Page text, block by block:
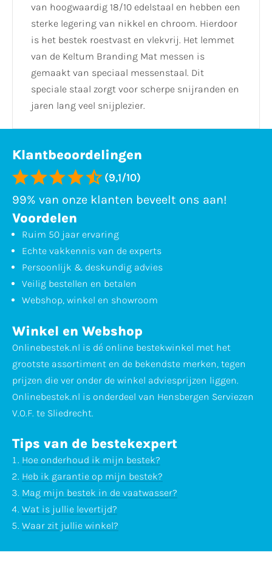
van hoogwaardig 18/10 edelstaal en hebben een
sterke legering van nikkel en chroom. Hierdoor
is het bestek roestvast en vlekvrij. Het lemmet
van de Keltum Branding Mat messen is
gemaakt van speciaal messenstaal. Dit
speciale staal zorgt voor scherpe snijranden en
jaren lang veel snijplezier.
Klantbeoordelingen
(9,1/10)
99% van onze klanten beveelt ons aan!
Voordelen
Ruim 50 jaar ervaring
Echte vakkennis van de experts
Persoonlijk & deskundig advies
Veilig bestellen en betalen
Webshop, winkel en showroom
Winkel en Webshop
Onlinebestek.nl is dé online bestekwinkel met het
grootste assortiment en de bekendste merken, tegen
prijzen die ver onder de winkel adviesprijzen liggen.
Onlinebestek.nl is onderdeel van Hensbergen Serviezen
V.O.F. te Sliedrecht.
Tips van de bestekexpert
Hoe onderhoud ik mijn bestek?
Heb ik garantie op mijn bestek?
Mag mijn bestek in de vaatwasser?
Wat is jullie levertijd?
Waar zit jullie winkel?